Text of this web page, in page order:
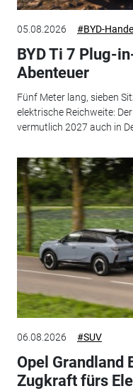
05.08.2026 #BYD-Handel
BYD Ti 7 Plug-
Abenteuer
Fünf Meter lang, sieben
elektrische Reichweite:
vermutlich 2027 auch in
06.08.2026 #SUV
Opel Grandland
Zugkraft fürs